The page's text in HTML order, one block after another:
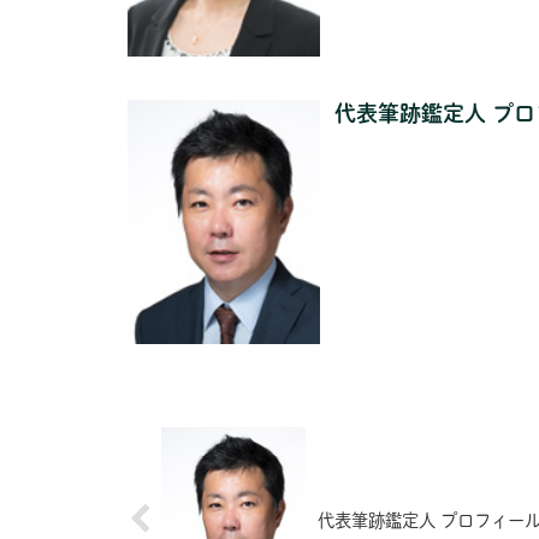
代表筆跡鑑定人 プ
代表筆跡鑑定人 プロフィー